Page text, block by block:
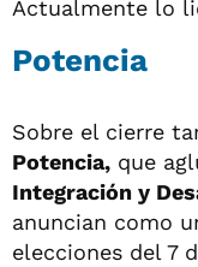
Actualmente lo
Potencia
Sobre el cierre
Potencia, que
Integración y
anuncian como
elecciones del 7